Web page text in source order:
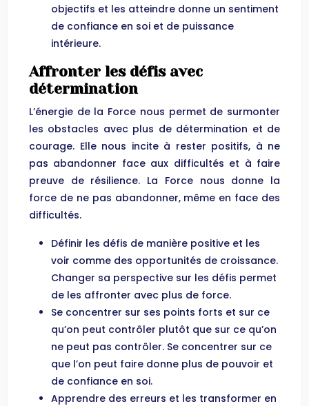
objectifs et les atteindre donne un sentiment
de confiance en soi et de puissance
intérieure.
Affronter les défis avec
détermination
L’énergie de la Force nous permet de surmonter
les obstacles avec plus de détermination et de
courage. Elle nous incite à rester positifs, à ne
pas abandonner face aux difficultés et à faire
preuve de résilience. La Force nous donne la
force de ne pas abandonner, même en face des
difficultés.
Définir les défis de manière positive et les
voir comme des opportunités de croissance.
Changer sa perspective sur les défis permet
de les affronter avec plus de force.
Se concentrer sur ses points forts et sur ce
qu’on peut contrôler plutôt que sur ce qu’on
ne peut pas contrôler. Se concentrer sur ce
que l’on peut faire donne plus de pouvoir et
de confiance en soi.
Apprendre des erreurs et les transformer en